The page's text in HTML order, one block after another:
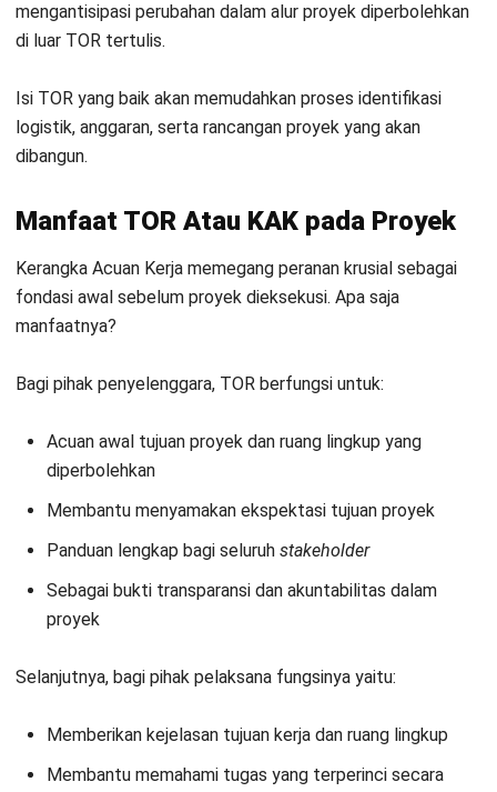
Manfaat TOR di atas merupakan fondasi yang dapat Anda
pakai untuk membuat TOR yang baik. Penting untuk
membuat TOR seefisien mungkin agar Kerangka Acuan Kerja
terasa adil bagi semua pihak dan tetap menjamin
pelaksanaan proyek secara berkualitas.
Dalam membuat TOR, Anda dapat menggunakan metode
Time-bound). Pikirkan bahwa TOR harus mampu mengukur
kebutuhan proyek secara realistis, dapat dicapai sebelum
deadline
yang wajar
, dan juga relevan bagi seluruh pemangku
Untuk lebih detailnya, Anda dapat memahami cara-cara
tepat dalam menyusun TOR di bawah:
Pastikan untuk memahami masalah, latar belakang,
memahami potensi masalah, latar belakang, dan tujuan